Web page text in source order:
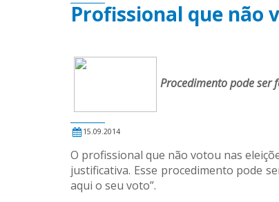
Profissional que não
Procedimento pode ser
15.09.2014
O profissional que não votou nas
justificativa. Esse procedimento pode
aqui o seu voto”.